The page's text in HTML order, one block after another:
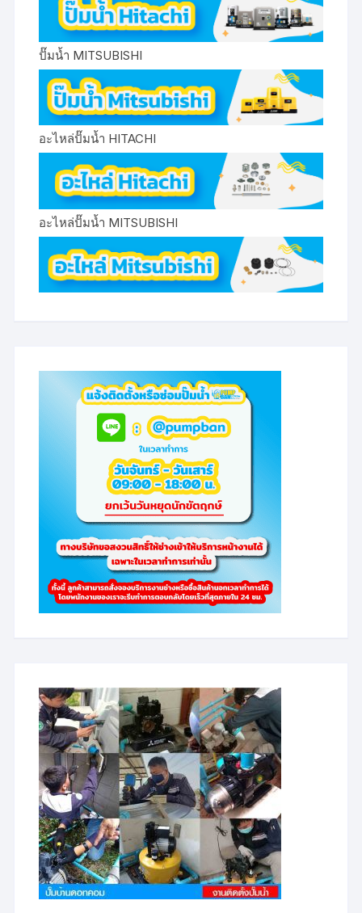
ปั๊มน้ำ MITSUBISHI
อะไหล่ปั๊มน้ำ HITACHI
อะไหล่ปั๊มน้ำ MITSUBISHI